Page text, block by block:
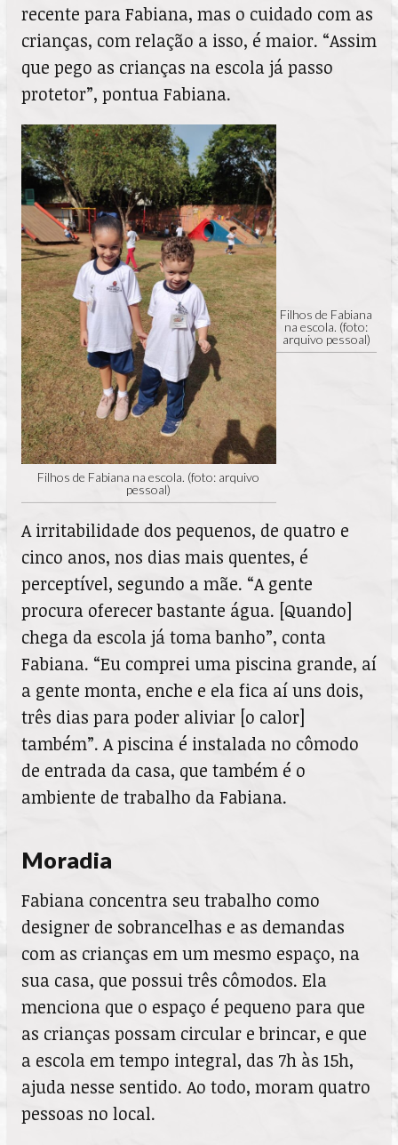
recente para Fabiana, mas o cuidado com as
crianças, com relação a isso, é maior. “Assim
que pego as crianças na escola já passo
protetor”, pontua Fabiana.
Filhos de Fabiana na escola. (foto: arquivo
pessoal)
Filhos de Fabiana
na escola. (foto:
arquivo pessoal)
A irritabilidade dos pequenos, de quatro e
cinco anos, nos dias mais quentes, é
perceptível, segundo a mãe. “A gente
procura oferecer bastante água. [Quando]
chega da escola já toma banho”, conta
Fabiana. “Eu comprei uma piscina grande, aí
a gente monta, enche e ela fica aí uns dois,
três dias para poder aliviar [o calor]
também”. A piscina é instalada no cômodo
de entrada da casa, que também é o
ambiente de trabalho da Fabiana.
Moradia
Fabiana concentra seu trabalho como
designer de sobrancelhas e as demandas
com as crianças em um mesmo espaço, na
sua casa, que possui três cômodos. Ela
menciona que o espaço é pequeno para que
as crianças possam circular e brincar, e que
a escola em tempo integral, das 7h às 15h,
ajuda nesse sentido. Ao todo, moram quatro
pessoas no local.